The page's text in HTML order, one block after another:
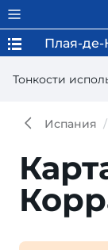
Тонкости
Плая-де-
Испания